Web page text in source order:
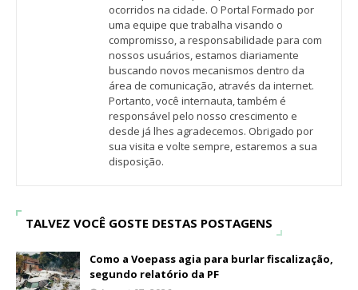
ocorridos na cidade. O Portal Formado por
uma equipe que trabalha visando o
compromisso, a responsabilidade para com
nossos usuários, estamos diariamente
buscando novos mecanismos dentro da
área de comunicação, através da internet.
Portanto, você internauta, também é
responsável pelo nosso crescimento e
desde já lhes agradecemos. Obrigado por
sua visita e volte sempre, estaremos a sua
disposição.
TALVEZ VOCÊ GOSTE DESTAS POSTAGENS
Como a Voepass agia para burlar fiscalização,
segundo relatório da PF